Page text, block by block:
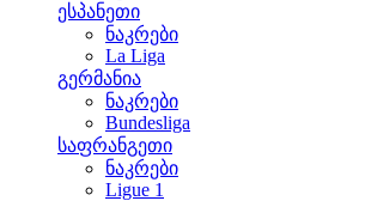
ესპანეთი
ნაკრები
La Liga
გერმანია
ნაკრები
Bundesliga
საფრანგეთი
ნაკრები
Ligue 1